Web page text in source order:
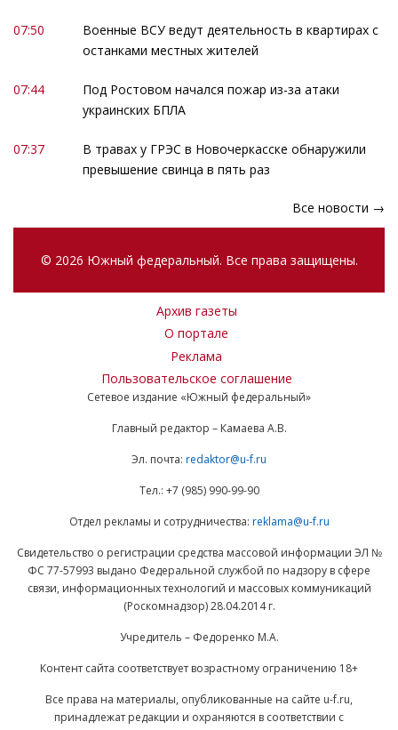
07:50
Военные ВСУ ведут деятельность в квартирах с
останками местных жителей
07:44
Под Ростовом начался пожар из-за атаки
украинских БПЛА
07:37
В травах у ГРЭС в Новочеркасске обнаружили
превышение свинца в пять раз
Все новости →
© 2026 Южный федеральный. Все права защищены.
Архив газеты
О портале
Реклама
Пользовательское соглашение
Сетевое издание «Южный федеральный»
Главный редактор – Камаева А.В.
Эл. почта: redaktor@u-f.ru
Тел.: +7 (985) 990-99-90
Отдел рекламы и сотрудничества: reklama@u-f.ru
Свидетельство о регистрации средства массовой информации ЭЛ №
ФС 77-57993 выдано Федеральной службой по надзору в сфере
связи, информационных технологий и массовых коммуникаций
(Роскомнадзор) 28.04.2014 г.
Учредитель – Федоренко М.А.
Контент сайта соответствует возрастному ограничению 18+
Все права на материалы, опубликованные на сайте u-f.ru,
принадлежат редакции и охраняются в соответствии с